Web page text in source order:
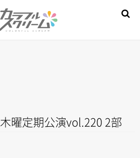
木曜定期公演vol.220 2部